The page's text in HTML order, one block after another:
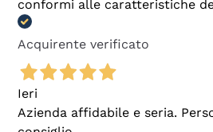
conformi alle caratteristiche
Acquirente verificato
Ieri
Azienda affidabile e seria.